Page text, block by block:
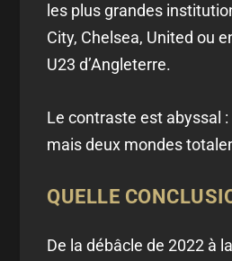
les plus grandes
City, Chelsea, United ou
U23 d’Angleterre.
Le contraste est abyssal
mais deux mondes
QUELLE
De la débâcle de 2022 à